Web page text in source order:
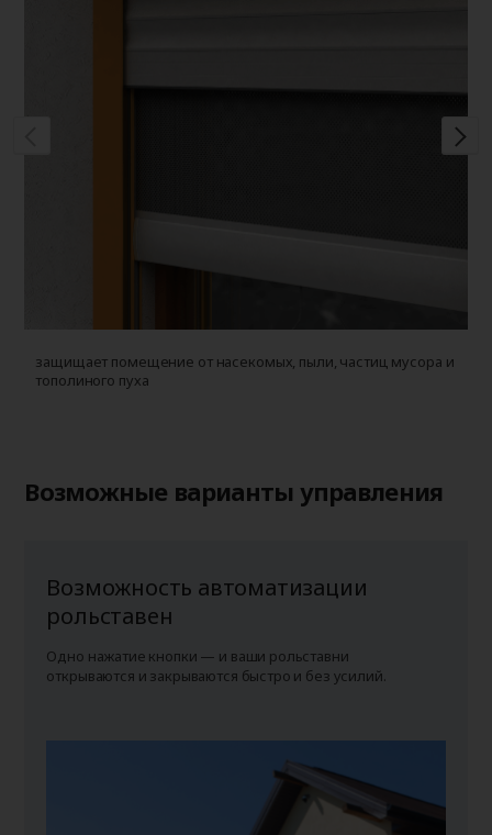
защищает помещение от насекомых, пыли, частиц мусора и
тополиного пуха
Возможные варианты управления
Возможность автоматизации
рольставен
Одно нажатие кнопки — и ваши рольставни
открываются и закрываются быстро и без усилий.